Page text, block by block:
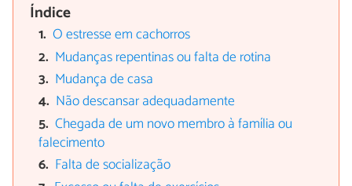
Índice
O estresse em cachorros
Mudanças repentinas ou falta de rotina
Mudança de casa
Não descansar adequadamente
Chegada de um novo membro à família ou
falecimento
Falta de socialização